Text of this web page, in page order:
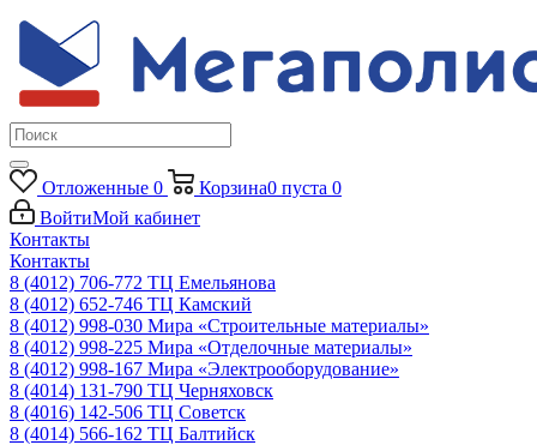
Отложенные 0 Корзина0 пуста 0
ВойтиМой кабинет
Контакты
Контакты
8 (4012) 706-772 ТЦ Емельянова
8 (4012) 652-746 ТЦ Камский
8 (4012) 998-030 Мира «Строительные материалы»
8 (4012) 998-225 Мира «Отделочные материалы»
8 (4012) 998-167 Мира «Электрооборудование»
8 (4014) 131-790 ТЦ Черняховск
8 (4016) 142-506 ТЦ Советск
8 (4014) 566-162 ТЦ Балтийск